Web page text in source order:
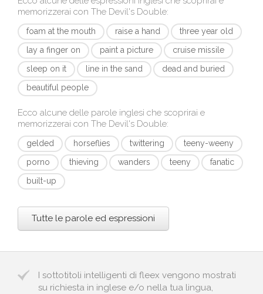
memorizzerai con The Devil's Double:
foam at the mouth raise a hand
three year old
lay a finger on
paint a picture
cruise missile
sleep on it
line in the sand
dead and buried
beautiful people
Ecco alcune delle parole inglesi che scoprirai e
memorizzerai con The Devil's Double:
gelded horseflies twittering
teeny-weeny
porno
thieving wanders teeny
fanatic
built-up
Tutte le parole ed espressioni
I sottotitoli intelligenti di fleex vengono mostrati
su richiesta in inglese e/o nella tua lingua,